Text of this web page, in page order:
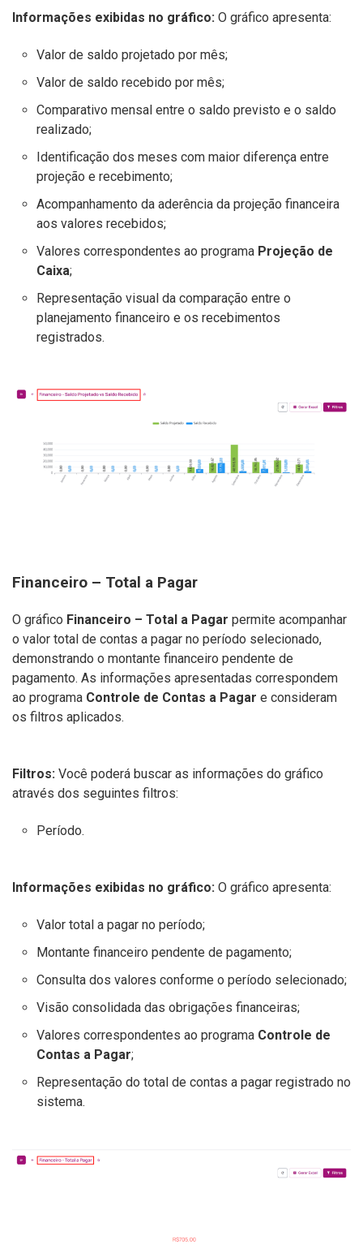
Informações exibidas no gráfico: O gráfico apresenta:
Valor de saldo projetado por mês;
Valor de saldo recebido por mês;
Comparativo mensal entre o saldo previsto e o saldo
realizado;
Identificação dos meses com maior diferença entre
projeção e recebimento;
Acompanhamento da aderência da projeção financeira
aos valores recebidos;
Valores correspondentes ao programa Projeção de
Caixa;
Representação visual da comparação entre o
planejamento financeiro e os recebimentos
registrados.
Financeiro – Total a Pagar
O gráfico Financeiro – Total a Pagar permite acompanhar
o valor total de contas a pagar no período selecionado,
demonstrando o montante financeiro pendente de
pagamento. As informações apresentadas correspondem
ao programa Controle de Contas a Pagar e consideram
os filtros aplicados.
Filtros: Você poderá buscar as informações do gráfico
através dos seguintes filtros:
Período.
Informações exibidas no gráfico: O gráfico apresenta:
Valor total a pagar no período;
Montante financeiro pendente de pagamento;
Consulta dos valores conforme o período selecionado;
Visão consolidada das obrigações financeiras;
Valores correspondentes ao programa Controle de
Contas a Pagar;
Representação do total de contas a pagar registrado no
sistema.